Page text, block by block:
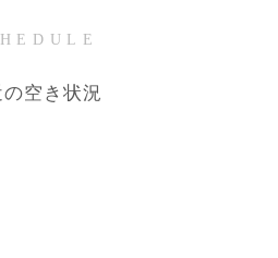
の空き状況